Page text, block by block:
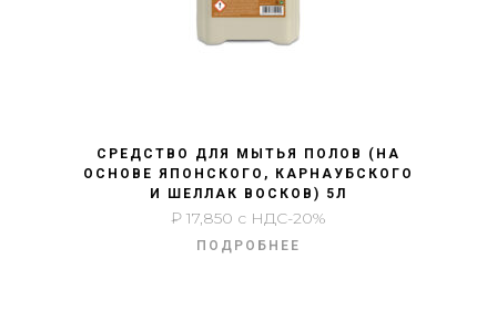
СРЕДСТВО ДЛЯ МЫТЬЯ ПОЛОВ (НА
ОСНОВЕ ЯПОНСКОГО, КАРНАУБСКОГО
И ШЕЛЛАК ВОСКОВ) 5Л
₽ 17,850 с НДС-20%
ПОДРОБНЕЕ